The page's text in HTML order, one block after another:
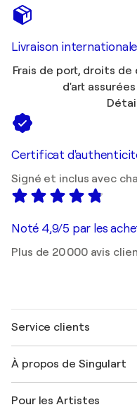
Livraison
Frais de port, droits
d'art
Certificat
Signé et inclus avec
Noté 4,9/5 par les
Plus de 20 000 avis
Service clients
Expédition
Offrir une carte cadeau
À propos de Singulart
FAQ
Pour les Artistes